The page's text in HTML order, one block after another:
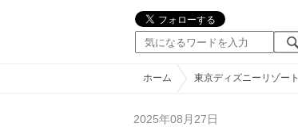
ホーム 東京ディズニーリゾート
2025年08月27日